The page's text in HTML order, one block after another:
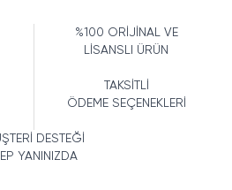
%100 ORİJİNAL VE
LİSANSLI ÜRÜN
TAKSİTLİ
ÖDEME SEÇENEKLERİ
DESTEĞİ
YANINIZDA